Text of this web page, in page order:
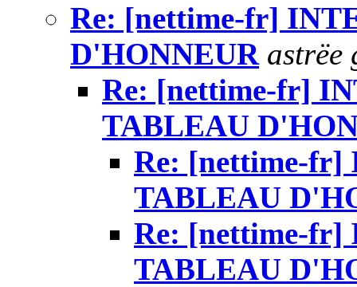
Re: [nettime-fr]
D'HONNEUR astrëe
Re: [nettime-fr]
TABLEAU
Re: [nettime-fr]
TABLEAU
Re: [nettime-fr]
TABLEAU